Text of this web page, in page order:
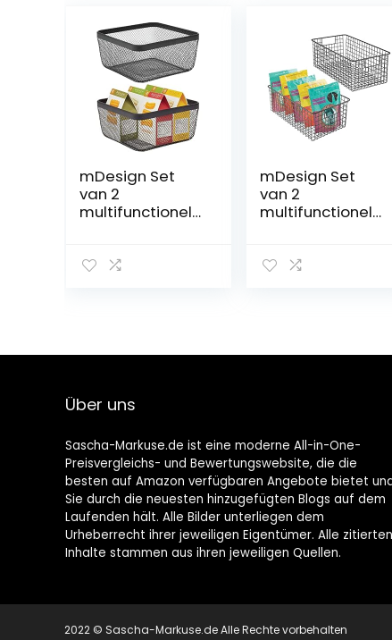
mDesign Set
van 2
multifunctionele
van metaal voor
draadmand –
mDesign Set
van 2
multifunctionele
opbergmand
draadmand
Über uns
Sascha-Markuse.de ist eine moderne All-in-One-
Preisvergleichs- und Bewertungswebsite, die die
besten auf Amazon verfügbaren Angebote bietet
Sie durch die neuesten hinzugefügten Blogs auf dem
Laufenden hält. Alle Bilder unterliegen dem
Urheberrecht ihrer jeweiligen Eigentümer. Alle zitierten
Inhalte stammen aus ihren jeweiligen Quellen.
2022 © Sascha-Markuse.de Alle Rechte vorbehalten